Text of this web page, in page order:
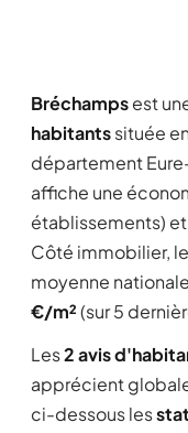
Bréchampsest
habitantssituée en
département
affiche une
établissements)
Côté immobilier,
moyenne
€/m²(sur 5
Les2 avis
apprécient
ci-dessous les